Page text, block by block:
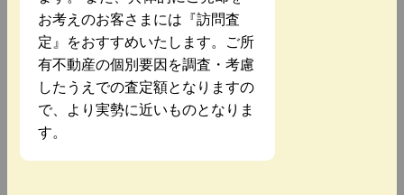
お考えのお客さまには『訪問査
定』をおすすめいたします。ご所
有不動産の個別要因を調査・考慮
したうえでの査定額となりますの
で、より実勢に近いものとなりま
す。